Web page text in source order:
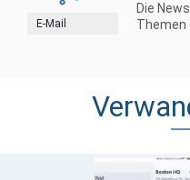
E-Mail
Die
Themen